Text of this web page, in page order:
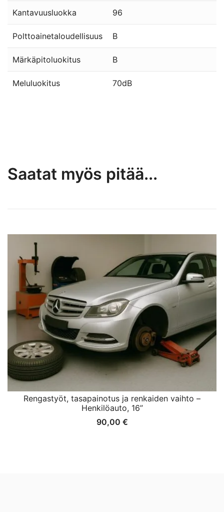
Kantavuusluokka 96
Polttoainetaloudellisuus B
Märkäpitoluokitus B
Meluluokitus 70dB
Saatat myös pitää...
Rengastyöt, tasapainotus ja renkaiden vaihto –
Henkilöauto, 16”
90,00 €